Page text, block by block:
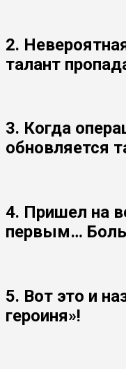
2.
талант
3. Когда
обновляется
4. Пришел на
первым…
5. Вот это и
героиня»!